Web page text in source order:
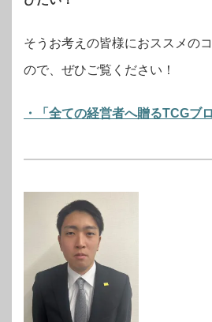
そうお考えの皆様におススメの
ので、ぜひご覧ください！
・「全ての経営者へ贈るTCGブ